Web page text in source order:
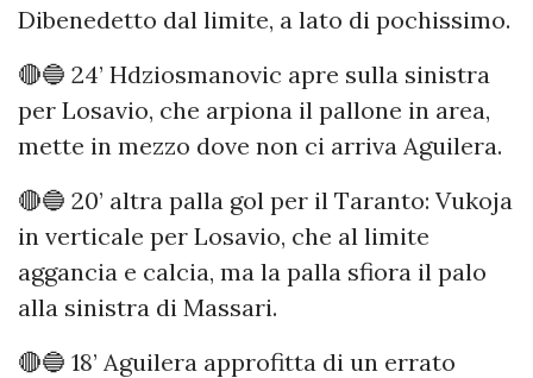
Dibenedetto dal limite, a lato di pochissimo.
🔴🔵 24’ Hdziosmanovic apre sulla sinistra
per Losavio, che arpiona il pallone in area,
mette in mezzo dove non ci arriva Aguilera.
🔴🔵 20’ altra palla gol per il Taranto: Vukoja
in verticale per Losavio, che al limite
aggancia e calcia, ma la palla sfiora il palo
alla sinistra di Massari.
🔴🔵 18’ Aguilera approfitta di un errato